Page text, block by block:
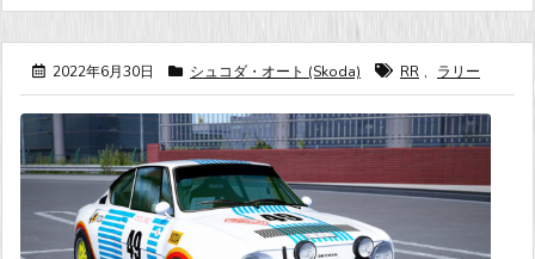
2022年6月30日 シュコダ・オート (Skoda) RR , ラリー